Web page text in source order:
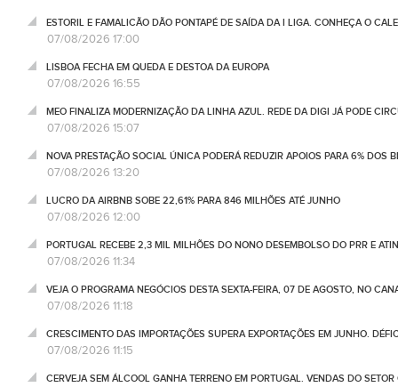
ESTORIL E FAMALICÃO DÃO PONTAPÉ DE SAÍDA DA I LIGA. CONHEÇA O
07/08/2026 17:00
LISBOA FECHA EM QUEDA E DESTOA DA EUROPA
07/08/2026 16:55
MEO FINALIZA MODERNIZAÇÃO DA LINHA AZUL. REDE DA DIGI JÁ PODE
07/08/2026 15:07
NOVA PRESTAÇÃO SOCIAL ÚNICA PODERÁ REDUZIR APOIOS PARA 6% DOS
07/08/2026 13:20
LUCRO DA AIRBNB SOBE 22,61% PARA 846 MILHÕES ATÉ JUNHO
07/08/2026 12:00
PORTUGAL RECEBE 2,3 MIL MILHÕES DO NONO DESEMBOLSO DO PRR E
07/08/2026 11:34
VEJA O PROGRAMA NEGÓCIOS DESTA SEXTA-FEIRA, 07 DE AGOSTO, NO
07/08/2026 11:18
CRESCIMENTO DAS IMPORTAÇÕES SUPERA EXPORTAÇÕES EM JUNHO.
07/08/2026 11:15
CERVEJA SEM ÁLCOOL GANHA TERRENO EM PORTUGAL. VENDAS DO